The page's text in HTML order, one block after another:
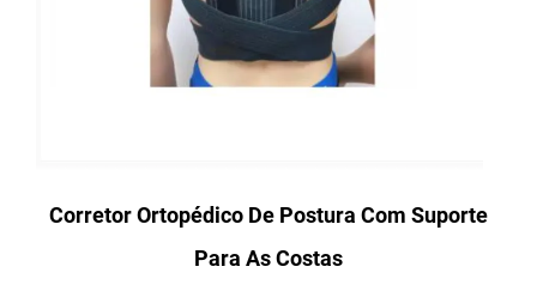
Corretor Ortopédico De Postura Com Suporte
Para As Costas